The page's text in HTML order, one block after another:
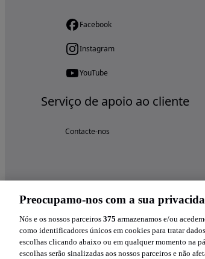
Facebook
Instagram
YouTube
Serviço de apoio ao cliente
Contacte-nos
Preocupamo-nos com a sua
Nós e os nossos parceiros 375 armazenamos e/ou
como identificadores únicos em cookies para tratar
escolhas clicando abaixo ou em qualquer momento na
escolhas serão sinalizadas aos nossos parceiros e não